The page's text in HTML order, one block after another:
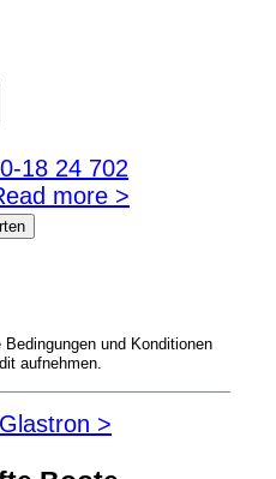
18 24 702
more >
und Konditionen
aufnehmen.
>